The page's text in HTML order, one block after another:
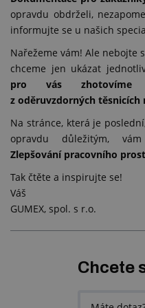
opravdu obdrželi,
informujte se u našich
Nařežeme vám! Ale nebojte
chceme jen ukázat
pro vás zhotovíme
z oděruvzdorných těsnicích
Na stránce, která je
opravdu důležitým,
Zlepšování pracovního
Tak čtěte a inspirujte se!
Váš
GUMEX, spol. s r.o.
Chcete